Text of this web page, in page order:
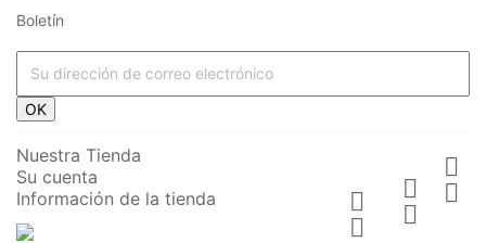
Boletín
OK
Nuestra Tienda


Su cuenta


Información de la tienda

